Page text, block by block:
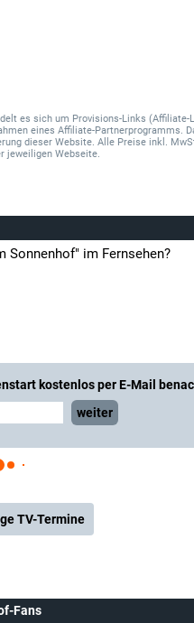
es sich um Provisions-Links (Affiliate-
eines Affiliate-Partnerprogramms.
dieser Website. Alle Preise inkl.
jeweiligen Webseite.
Sonnenhof" im Fernsehen?
kostenlos per E-Mail
weiter
TV-Termine
Fans